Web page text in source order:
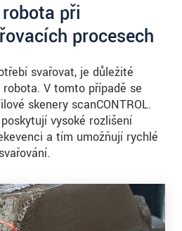
při
procesech
svařovat, je důležité
V tomto případě se
skenery scanCONTROL.
vysoké rozlišení
a tím umožňují rychlé